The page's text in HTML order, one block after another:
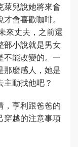
萊兒說她將來會
會喜歡咖啡。
來丈夫，之前還
部小說就是男女
不能改變的。一
那麼感人，她是
動找他吧？
，亨利跟爸爸的
穿越的注意事項